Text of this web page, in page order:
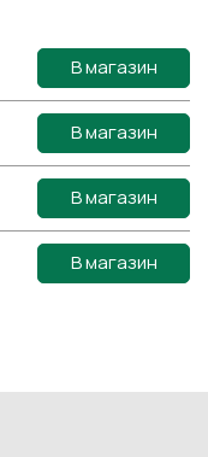
В магазин
В магазин
В магазин
В магазин